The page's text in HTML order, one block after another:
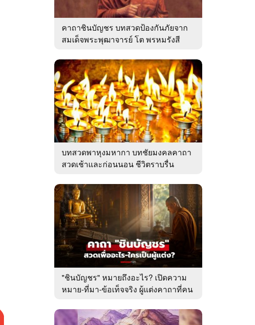
คาถาชินบัญชร บทสวดป้องกันภัยจาก
สมเด็จพระพุฒาจารย์ โต พรหมรังสี
บทสวดพาหุงมหากา บทชัยมงคลคาถา
สวดเช้าและก่อนนอน ชีวิตราบรื่น
"ชินบัญชร" หมายถึงอะไร? เปิดความ
หมาย-ที่มา-ข้อเท็จจริง ผู้แต่งคาถาที่คน